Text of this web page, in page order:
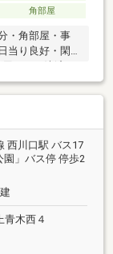
角部屋
・角部屋・事
当り良好・閑
西川口駅 バス17
」バス停 停歩2
青木西４